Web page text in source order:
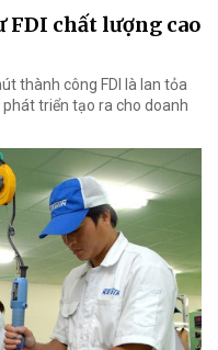
FDI chất lượng cao
thành công FDI là lan tỏa
triển tạo ra cho doanh